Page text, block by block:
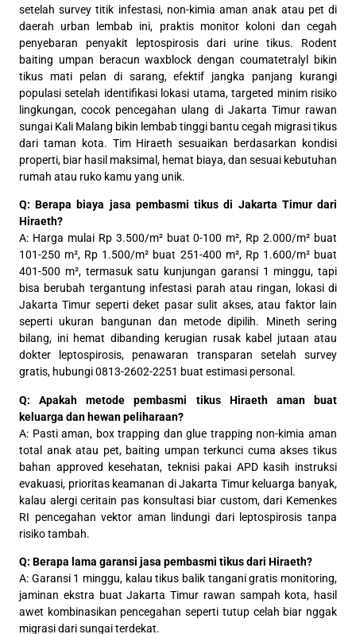
setelah survey titik infestasi, non-kimia aman anak atau pet di
daerah urban lembab ini, praktis monitor koloni dan cegah
penyebaran penyakit leptospirosis dari urine tikus. Rodent
baiting umpan beracun waxblock dengan coumatetralyl bikin
tikus mati pelan di sarang, efektif jangka panjang kurangi
populasi setelah identifikasi lokasi utama, targeted minim risiko
lingkungan, cocok pencegahan ulang di Jakarta Timur rawan
sungai Kali Malang bikin lembab tinggi bantu cegah migrasi tikus
dari taman kota. Tim Hiraeth sesuaikan berdasarkan kondisi
properti, biar hasil maksimal, hemat biaya, dan sesuai kebutuhan
rumah atau ruko kamu yang unik.
Q: Berapa biaya jasa pembasmi tikus di Jakarta Timur dari
Hiraeth?
A: Harga mulai Rp 3.500/m² buat 0-100 m², Rp 2.000/m² buat
101-250 m², Rp 1.500/m² buat 251-400 m², Rp 1.600/m² buat
401-500 m², termasuk satu kunjungan garansi 1 minggu, tapi
bisa berubah tergantung infestasi parah atau ringan, lokasi di
Jakarta Timur seperti deket pasar sulit akses, atau faktor lain
seperti ukuran bangunan dan metode dipilih. Mineth sering
bilang, ini hemat dibanding kerugian rusak kabel jutaan atau
dokter leptospirosis, penawaran transparan setelah survey
gratis, hubungi 0813-2602-2251 buat estimasi personal.
Q: Apakah metode pembasmi tikus Hiraeth aman buat
keluarga dan hewan peliharaan?
A: Pasti aman, box trapping dan glue trapping non-kimia aman
total anak atau pet, baiting umpan terkunci cuma akses tikus
bahan approved kesehatan, teknisi pakai APD kasih instruksi
evakuasi, prioritas keamanan di Jakarta Timur keluarga banyak,
kalau alergi ceritain pas konsultasi biar custom, dari Kemenkes
RI pencegahan vektor aman lindungi dari leptospirosis tanpa
risiko tambah.
Q: Berapa lama garansi jasa pembasmi tikus dari Hiraeth?
A: Garansi 1 minggu, kalau tikus balik tangani gratis monitoring,
jaminan ekstra buat Jakarta Timur rawan sampah kota, hasil
awet kombinasikan pencegahan seperti tutup celah biar nggak
migrasi dari sungai terdekat.